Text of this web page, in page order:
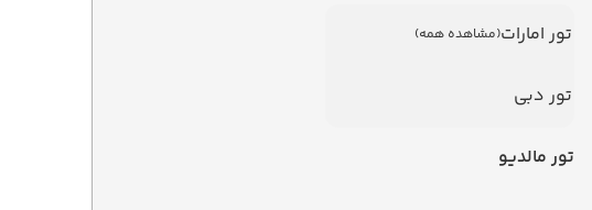
تور امارات(مشاهده همه)
تور دبی
تور مالدیو